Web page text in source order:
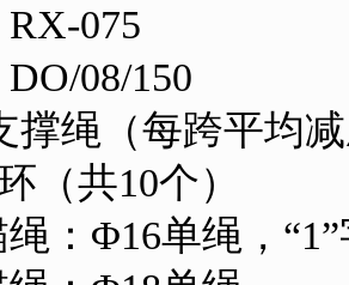
075
08/150
绳（每跨平均减
（共10个）
：Φ16单绳，“1”